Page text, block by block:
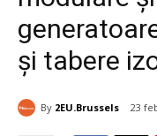
și tabere
By 2EU.Brussels 23